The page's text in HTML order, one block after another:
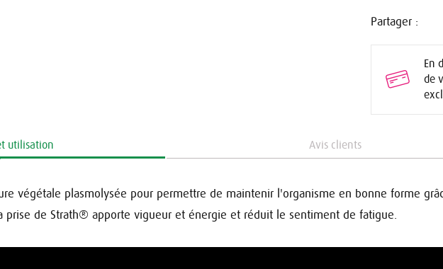
Partager :
En
de
utilisation Avis clients
végétale plasmolysée pour permettre de maintenir l'organisme en bonne forme
prise de Strath® apporte vigueur et énergie et réduit le sentiment de fatigue.